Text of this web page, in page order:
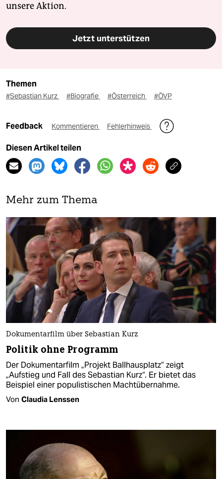
unsere Aktion.
Jetzt unterstützen
Themen
#Sebastian Kurz #Biografie #Österreich #ÖVP
Feedback Kommentieren Fehlerhinweis
Diesen Artikel teilen
Mehr zum Thema
Dokumentarfilm über Sebastian Kurz
Politik ohne Programm
Der Dokumentarfilm „Projekt Ballhausplatz“ zeigt
„Aufstieg und Fall des Sebastian Kurz“. Er bietet das
Beispiel einer populistischen Machtübernahme.
Von Claudia Lenssen